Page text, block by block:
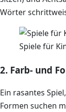
Wörter
Spiele für
2. Farb- und
Ein rasantes
Formen suchen